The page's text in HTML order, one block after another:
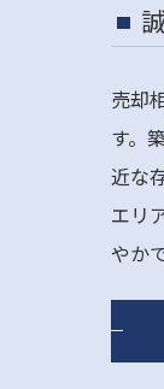
売却
す。
近な
エリ
やか